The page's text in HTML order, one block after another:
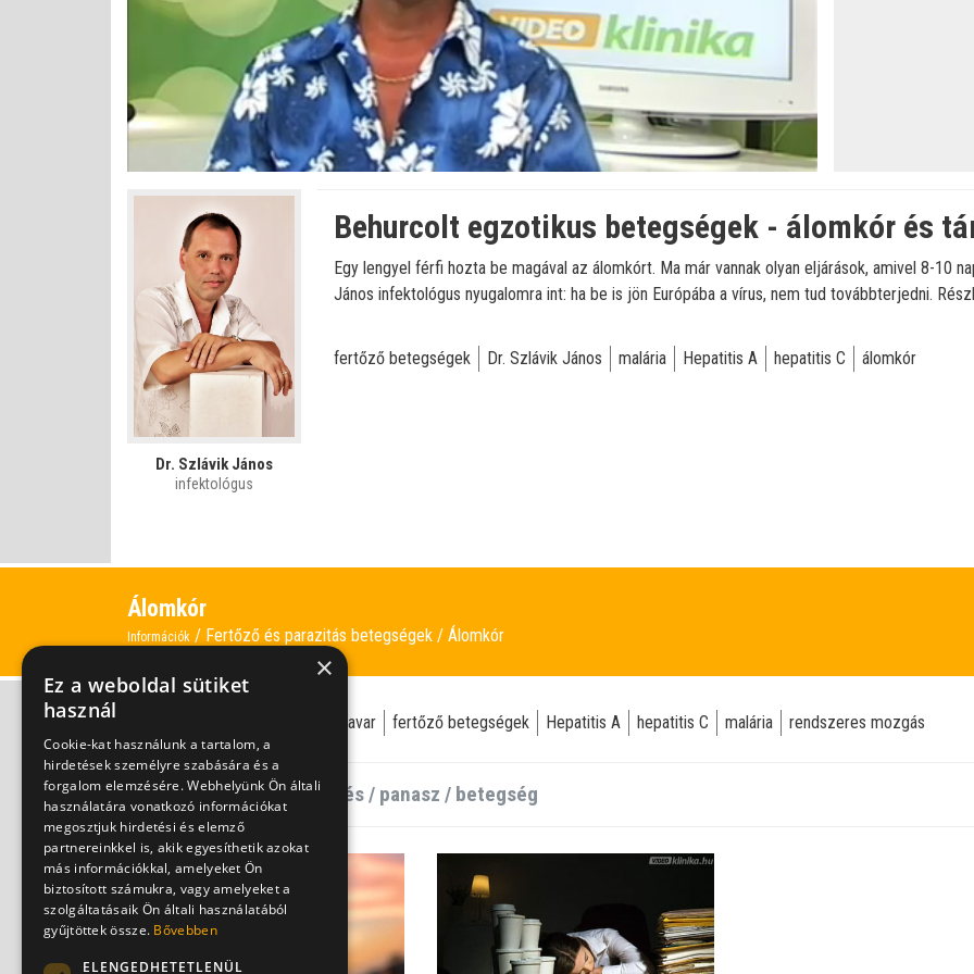
Némítás
kikapcsolva
Betöltve:
0%
Állapot
0%
Dr. Szlávik János
infektológus
Behurcolt egzotikus betegségek - álomkór és
Egy lengyel férfi hozta be magával az álomkórt. Ma már vannak olyan eljárások, amivel 8-10
János infektológus nyugalomra int: ha be is jön Európába a vírus, nem tud továbbterjedni.
fertőző betegségek Dr. Szlávik János malária Hepatitis A hepatitis C álomkór
Álomkór
Információk Fertőző és parazitás betegségek Álomkór
alvászavar fertőző betegségek Hepatitis A hepatitis C malária rendszeres mozgás
×
Ez a weboldal sütiket
használ
Cookie-kat használunk a tartalom, a
hirdetések személyre szabására és a
forgalom elemzésére. Webhelyünk Ön általi
használatára vonatkozó információkat
megosztjuk hirdetési és elemző
partnereinkkel is, akik egyesíthetik azokat
más információkkal, amelyeket Ön
biztosított számukra, vagy amelyeket a
szolgáltatásaik Ön általi használatából
gyűjtöttek össze. Bővebben
ELENGEDHETETLENÜL